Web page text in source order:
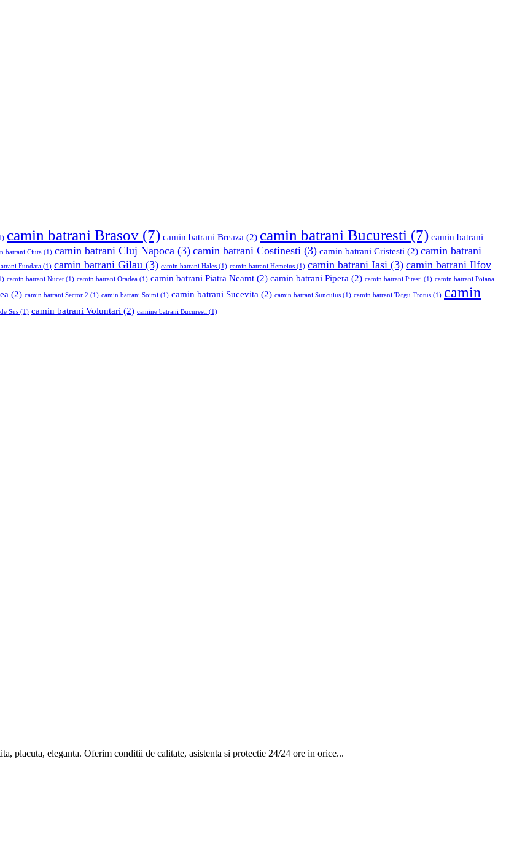
camin batrani Brasov (7) camin batrani Breaza (2) camin batrani Bucuresti (7) camin batrani
batrani Ciuta (1) camin batrani Cluj Napoca (3) camin batrani Costinesti (3) camin batrani Cristesti (2) camin batrani
Fundata (1) camin batrani Gilau (3) camin batrani Hales (1) camin batrani Hemeius (1) camin batrani Iasi (3) camin batrani Ilfov
camin batrani Nucet (1) camin batrani Oradea (1) camin batrani Piatra Neamt (2) camin batrani Pipera (2) camin batrani Pitesti (1) camin batrani Poiana
(2) camin batrani Sector 2 (1) camin batrani Soimi (1) camin batrani Sucevita (2) camin batrani Suncuius (1) camin batrani Targu Trotus (1) camin
Sus (1) camin batrani Voluntari (2) camine batrani Bucuresti (1)
placuta, eleganta. Oferim conditii de calitate, asistenta si protectie 24/24 ore in orice...